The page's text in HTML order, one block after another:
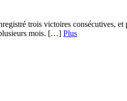
trois victoires consécutives, et
plusieurs mois. […] Plus